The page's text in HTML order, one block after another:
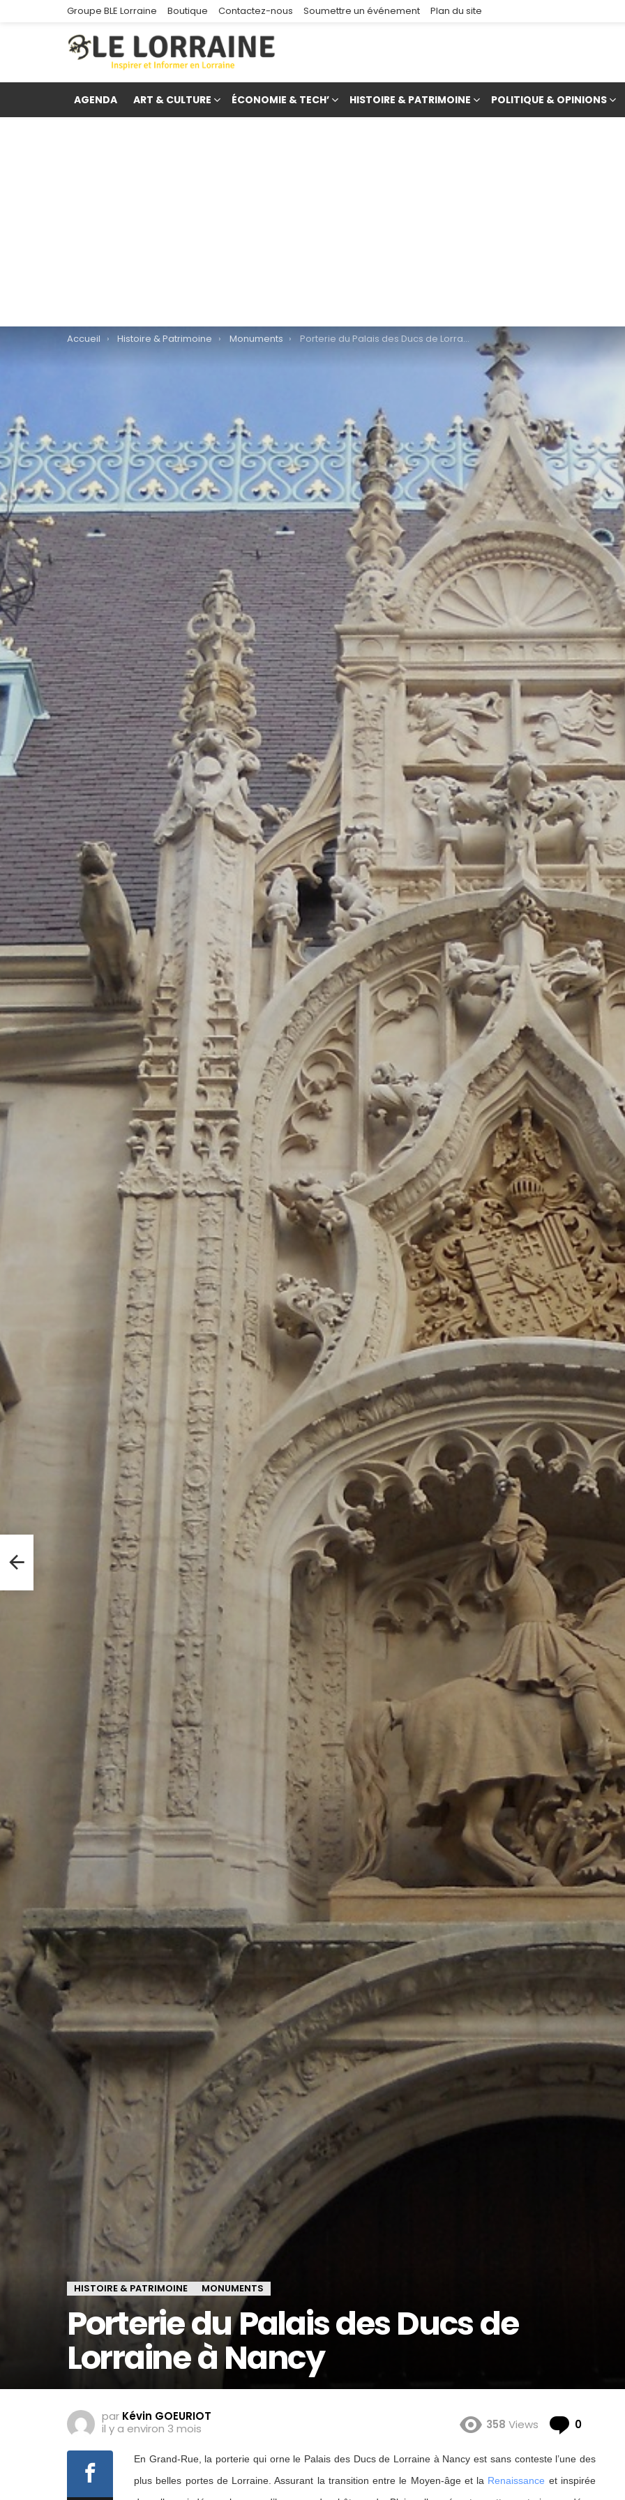
Groupe BLE Lorraine Boutique Contactez-nous Soumettre un événement Plan du site
AGENDA ART & CULTURE ÉCONOMIE & TECH’ HISTOIRE & PATRIMOINE POLITIQUE & OPINIONS
You are here:
Accueil Histoire & Patrimoine Monuments Porterie du Palais des Ducs de Lorraine à Nancy
HISTOIRE & PATRIMOINE MONUMENTS
Porterie du Palais des Ducs de
Lorraine à Nancy
par Kévin GOEURIOT
il y a environ 3 mois
358 Views 0
En Grand-Rue, la porterie qui orne le Palais des Ducs de Lorraine à Nancy est sans conteste l’une des
plus belles portes de Lorraine. Assurant la transition entre le Moyen-âge et la Renaissance et inspirée